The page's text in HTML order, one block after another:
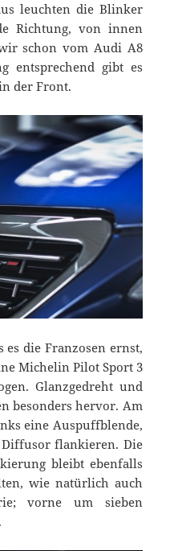
leuchten die Blinker
Richtung, von innen
schon vom Audi A8
entsprechend gibt es
der Front.
die Franzosen ernst,
Michelin Pilot Sport 3
Glanzgedreht und
besonders hervor. Am
eine Auspuffblende,
flankieren. Die
bleibt ebenfalls
wie natürlich auch
vorne um sieben